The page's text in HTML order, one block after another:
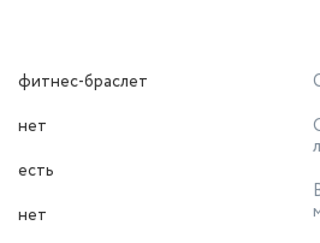
фитнес-браслет
нет
есть
нет